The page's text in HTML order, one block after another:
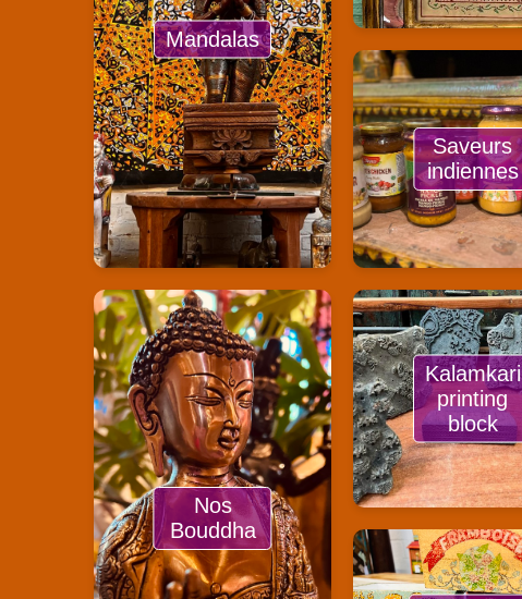
Mandalas
Saveurs
indiennes
Nos
Bouddha
Kalamkari
printing
block